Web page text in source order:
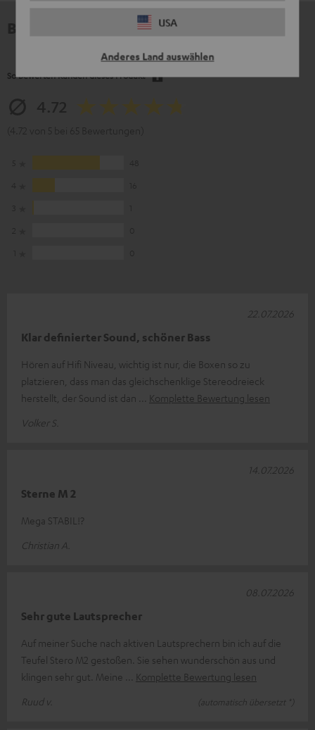
USA
Anderes Land auswählen
So bewerten Kunden dieses Produkt
Klar definierter Sound, schöner Bass
Hören auf Hifi Niveau, wichtig ist nur, die Boxen so zu
platzieren, dass man das gleichschenklige Stereodreieck
herstellt, der Sound ist dan
Komplette Bewertung lesen
Volker S.
22.07.2026
Sterne M 2
Mega STABIL!?
Christian A.
14.07.2026
Sehr gute Lautsprecher
Auf meiner Suche nach aktiven Lautsprechern bin ich auf die
Teufel Stero M2 gestoßen. Sie sehen wunderschön aus und
klingen sehr gut. Meine
Komplette Bewertung lesen
Ruud v.
(automatisch übersetzt *)
08.07.2026